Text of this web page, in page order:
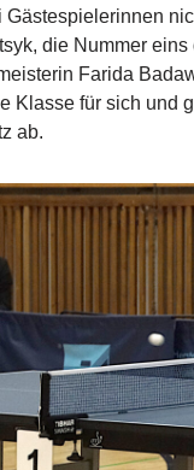
die Nummer
Farida
Klasse für sich
ab.